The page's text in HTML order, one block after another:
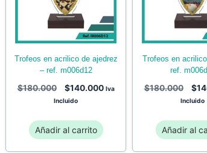
trofeos en acrilico de ajedrez
– ref. m006d12
$180.000 $140.000 Iva
Incluido
Añadir al carrito
trofeos en acrilico de billar –
ref.
$180.000 $
Incluido
Añadir al